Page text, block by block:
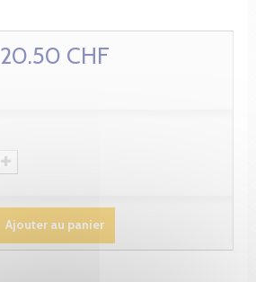
20.50 CHF
Ajouter au panier